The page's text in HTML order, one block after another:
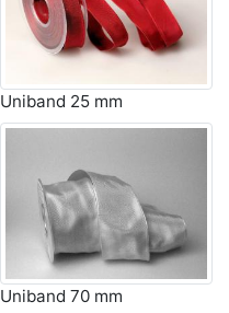
Uniband 25 mm
Uniband 70 mm